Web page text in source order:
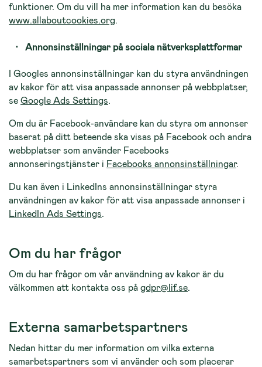
funktioner. Om du vill ha mer in­formation kan du besöka
www.allaboutcookies.org.
Annonsinställningar på sociala nätverksplattformar
I Googles annonsinställningar kan du styra användningen
av kakor för att visa anpassade an­nonser på webbplatser,
se Google Ads Settings
Om du är Facebook-användare kan du styra om annonser
baserat på ditt beteende ska visas på Facebook och andra
webbplatser som använder Facebooks
annonseringstjänster i Fa­cebooks annonsinställningar.
Du kan även i LinkedIns annonsinställningar styra
användningen av kakor för att visa anpas­sade annonser i
LinkedIn Ads Settings
Om du har frågor
Om du har frågor om vår användning av kakor är du
välkommen att kontakta oss på gdpr@lif.se
Externa samarbetspartners
Nedan hittar du mer information om vilka externa
samarbetspartners som vi använder och som place­rar